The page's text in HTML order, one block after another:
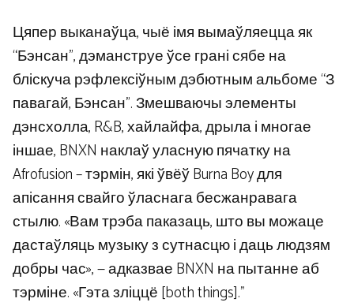
Цяпер выканаўца, чыё імя вымаўляецца як
“Бэнсан”, дэманструе ўсе грані сябе на
бліскуча рэфлексіўным дэбютным альбоме “З
павагай, Бэнсан”. Змешваючы элементы
дэнсхолла, R&B, хайлайфа, дрыла і многае
іншае, BNXN наклаў уласную пячатку на
Afrofusion – тэрмін, які ўвёў Burna Boy для
апісання свайго ўласнага бесжанравага
стылю. «Вам трэба паказаць, што вы можаце
дастаўляць музыку з сутнасцю і даць людзям
добры час», — адказвае BNXN на пытанне аб
тэрміне. «Гэта зліццё [both things].”